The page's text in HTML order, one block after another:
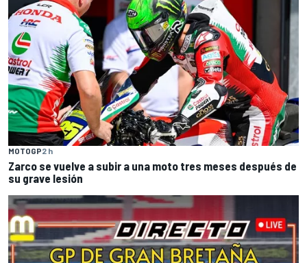
MOTOGP2 h
Zarco se vuelve a subir a una moto tres meses después de
su grave lesión